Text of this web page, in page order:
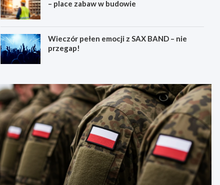
– place zabaw w budowie
Wieczór pełen emocji z SAX BAND – nie
przegap!